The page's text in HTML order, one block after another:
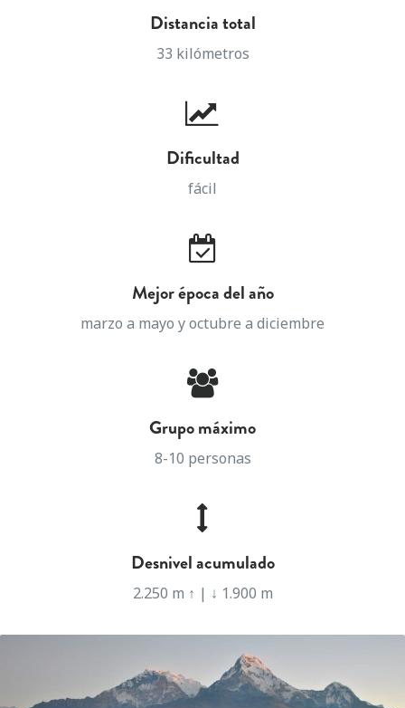
Distancia total
33 kilómetros
Dificultad
fácil
Mejor época del año
marzo a mayo y octubre a diciembre
Grupo máximo
8-10 personas
Desnivel acumulado
2.250 m ↑ | ↓ 1.900 m